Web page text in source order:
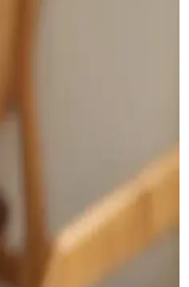
Çantaları:
geniş iç
estetik
Seçenekleri